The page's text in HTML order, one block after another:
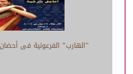
"الهارب" الفرعونية فى